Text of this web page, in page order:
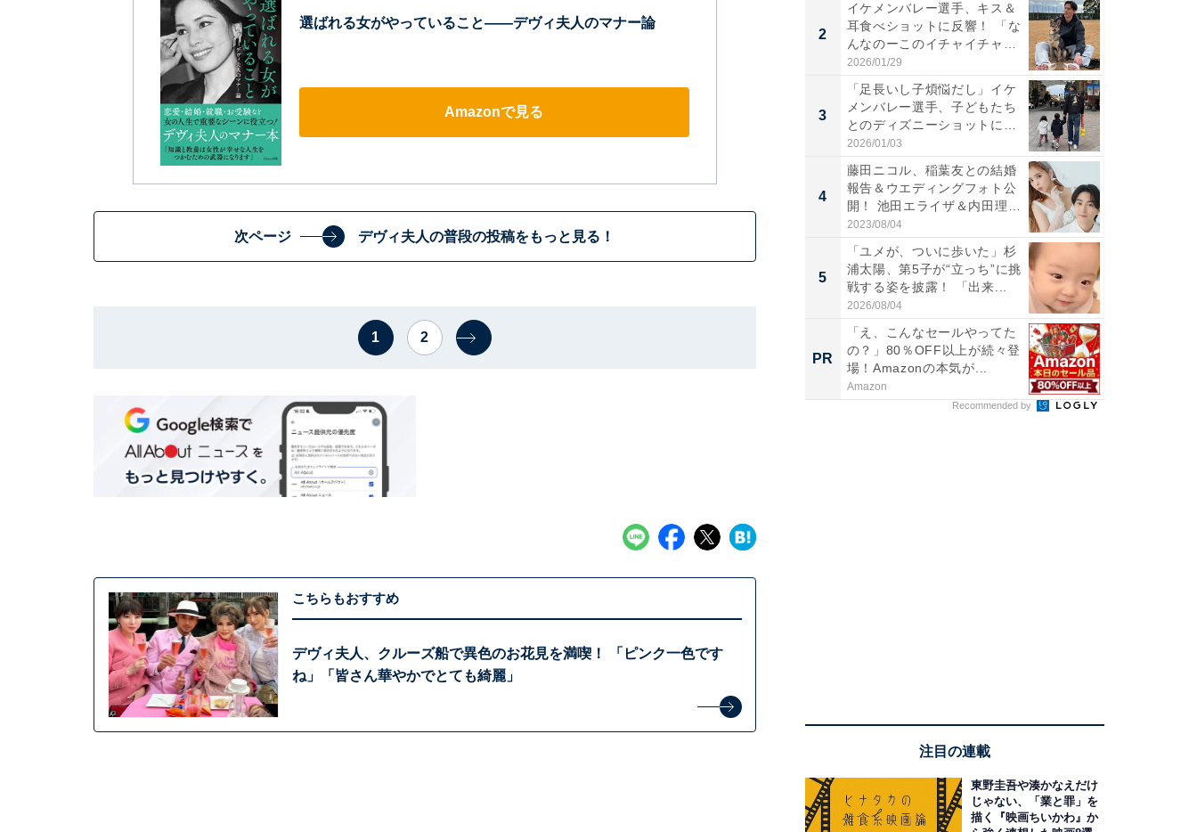
選ばれる女がやっていること――デヴィ夫人のマナー論
Amazonで見る
次ページ デヴィ夫人の普段の投稿をもっと見る！
1 2
こちらもおすすめ
デヴィ夫人、クルーズ船で異色のお花見を満喫！ 「ピンク一色です
ね」「皆さん華やかでとても綺麗」
2
イケメンバレー選手、キス＆
耳食べショットに反響！ 「な
んなのーこのイチャイチャ
感...
2026/01/29
3
「足長いし子煩悩だし」イケ
メンバレー選手、子どもたち
とのディズニーショットに
「か...
2026/01/03
4
藤田ニコル、稲葉友との結婚
報告＆ウエディングフォト公
開！ 池田エライザ＆内田理
央...
2023/08/04
5
「ユメが、ついに歩いた」杉
浦太陽、第5子が“立っち”に挑
戦する姿を披露！ 「出来...
2026/08/04
PR
「え、こんなセールやってた
の？」80％OFF以上が続々登
場！Amazonの本気が...
Amazon
Recommended by
注目の連載
東野圭吾や湊かなえだけ
じゃない、「業と罪」を
描く『映画ちいかわ』か